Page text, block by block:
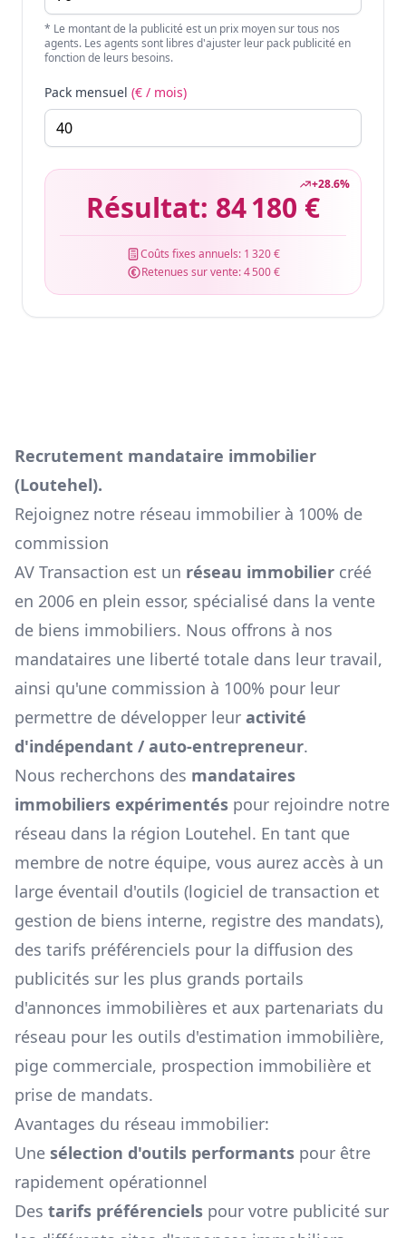
* Le montant de la publicité est un prix moyen sur tous nos
agents. Les agents sont libres d'ajuster leur pack publicité en
fonction de leurs besoins.
Pack mensuel (€ / mois)
+28.6%
Résultat: 84 180 €
Coûts fixes annuels: 1 320 €
Retenues sur vente:4 500 €
Recrutement mandataire immobilier
(Loutehel).
Rejoignez notre réseau immobilier à 100% de
commission
AV Transaction est un réseau immobilier créé
en 2006 en plein essor, spécialisé dans la vente
de biens immobiliers. Nous offrons à nos
mandataires une liberté totale dans leur travail,
ainsi qu'une commission à 100% pour leur
permettre de développer leur activité
d'indépendant / auto-entrepreneur.
Nous recherchons des mandataires
immobiliers expérimentés pour rejoindre notre
réseau dans la région Loutehel. En tant que
membre de notre équipe, vous aurez accès à un
large éventail d'outils (logiciel de transaction et
gestion de biens interne, registre des mandats),
des tarifs préférenciels pour la diffusion des
publicités sur les plus grands portails
d'annonces immobilières et aux partenariats du
réseau pour les outils d'estimation immobilière,
pige commerciale, prospection immobilière et
prise de mandats.
Avantages du réseau immobilier:
Une sélection d'outils performants pour être
rapidement opérationnel
Des tarifs préférenciels pour votre publicité sur